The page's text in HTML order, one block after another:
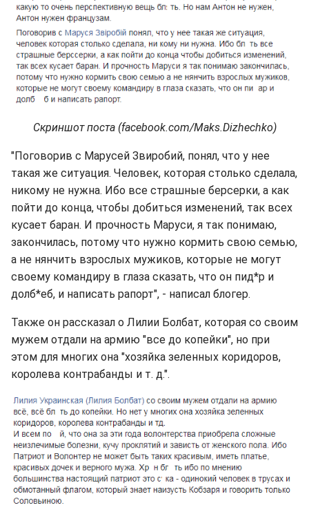
Скриншот поста (facebook.com/Maks.Dizhechko)
"Поговорив с Марусей Звиробий, понял, что у нее
такая же ситуация. Человек, которая столько сделала,
никому не нужна. Ибо все страшные берсерки, а как
пойти до конца, чтобы добиться изменений, так всех
кусает баран. И прочность Маруси, я так понимаю,
закончилась, потому что нужно кормить свою семью,
а не нянчить взрослых мужиков, которые не могут
своему командиру в глаза сказать, что он пид*р и
долб*еб, и написать рапорт", - написал блогер.
Также он рассказал о Лилии Болбат, которая со своим
мужем отдали на армию "все до копейки", но при
этом для многих она "хозяйка зеленных коридоров,
королева контрабанды и т. д.".